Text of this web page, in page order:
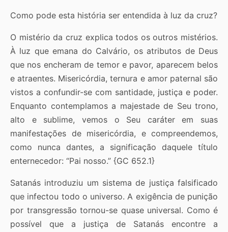
Como pode esta história ser entendida à luz da cruz?
O mistério da cruz explica todos os outros mistérios.
À luz que emana do Calvário, os atributos de Deus
que nos encheram de temor e pavor, aparecem belos
e atraentes. Misericórdia, ternura e amor paternal são
vistos a confundir-se com santidade, justiça e poder.
Enquanto contemplamos a majestade de Seu trono,
alto e sublime, vemos o Seu caráter em suas
manifestações de misericórdia, e compreendemos,
como nunca dantes, a significação daquele título
enternecedor: “Pai nosso.” {GC 652.1}
Satanás introduziu um sistema de justiça falsificado
que infectou todo o universo. A exigência de punição
por transgressão tornou-se quase universal. Como é
possível que a justiça de Satanás encontre a